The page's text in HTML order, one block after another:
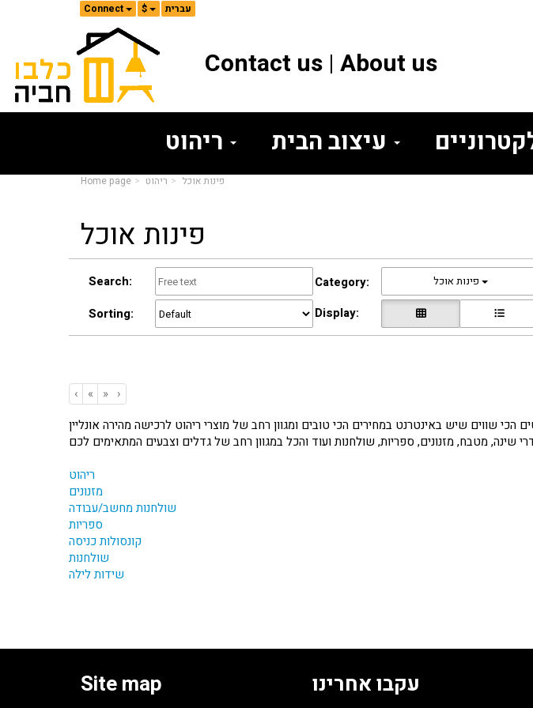
Connect עברית $
Contact us About us
Home page ריהוט פינות אוכל
פינות אוכל
Search: Category: פינות אוכל
Sorting:
Display:
‹ « » ›
הכי שווים שיש באינטרנט במחירים הכי טובים ומגוון רחב של מוצרי ריהוט לרכישה מהירה אונליין
שינה, מטבח, מזנונים, ספריות, שולחנות ועוד והכל במגוון רחב של גדלים וצבעים המתאימים לכם
ריהוט
מזנונים
שולחנות מחשב/עבודה
ספריות
קונסולות כניסה
שולחנות
שידות לילה
Site map עקבו אחרינו